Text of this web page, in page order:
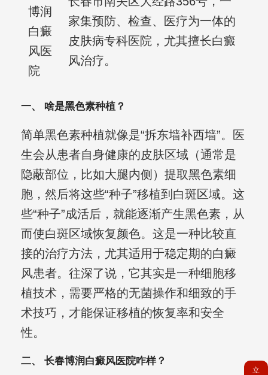
博润
白癜
风医
院
家集预防、检查、医疗为一体的
皮肤病专科医院，尤其擅长白癜
风治疗。
一、 啥是黑色素种植？
简单黑色素种植就像是“拆东墙补西墙”。医
生会从患者自身健康的皮肤区域（通常是
隐蔽部位，比如大腿内侧）提取黑色素细
胞，然后将这些“种子”移植到白斑区域。这
些“种子”成活后，就能逐渐产生黑色素，从
而使白斑区域恢复颜色。这是一种比较直
接的治疗方法，尤其适用于稳定期的白癜
风患者。往深了说，它其实是一种细胞移
植技术，需要严格的无菌操作和细致的手
术技巧，才能保证移植的恢复率和安全
性。
二、 长春博润白癜风医院咋样？
立